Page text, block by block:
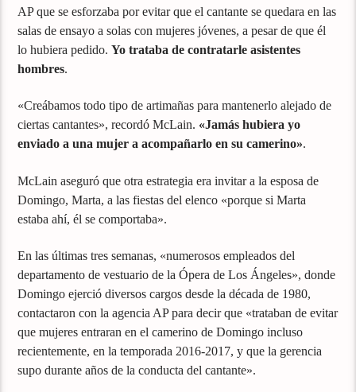
AP que se esforzaba por evitar que el cantante se quedara en las
salas de ensayo a solas con mujeres jóvenes, a pesar de que él
lo hubiera pedido.Yo trataba de contratarle asistentes
hombres.
«Creábamos todo tipo de artimañas para mantenerlo alejado de
ciertas cantantes», recordó McLain. «Jamás hubiera yo
enviado a una mujer a acompañarlo en su camerino».
McLain aseguró que otra estrategia era invitar a la esposa de
Domingo, Marta, a las fiestas del elenco «porque si Marta
estaba ahí, él se comportaba».
En las últimas tres semanas, «numerosos empleados del
departamento de vestuario de la Ópera de Los Ángeles», donde
Domingo ejerció diversos cargos desde la década de 1980,
contactaron con la agencia AP para decir que «trataban de evitar
que mujeres entraran en el camerino de Domingo incluso
recientemente, en la temporada 2016-2017, y que la gerencia
supo durante años de la conducta del cantante».